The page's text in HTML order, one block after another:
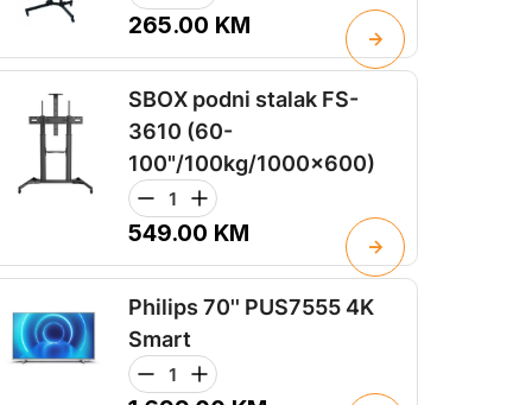
265.00 KM
SBOX podni stalak FS-
3610 (60-
100"/100kg/1000x600)
549.00 KM
Philips 70'' PUS7555 4K
Smart